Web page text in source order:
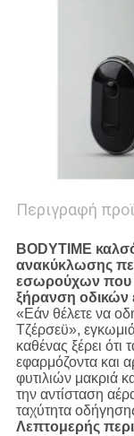
Περιγραφή
BODYTIME
ανακύκλωσης
εσωρούχων που
ξήρανση
«Εάν θέλετε να
Τζέρσεϋ»,
καθένας ξέρει
εφαρμόζοντα και
φυτιλιών μακριά
την αντίσταση
ταχύτητα
Λεπτομερής